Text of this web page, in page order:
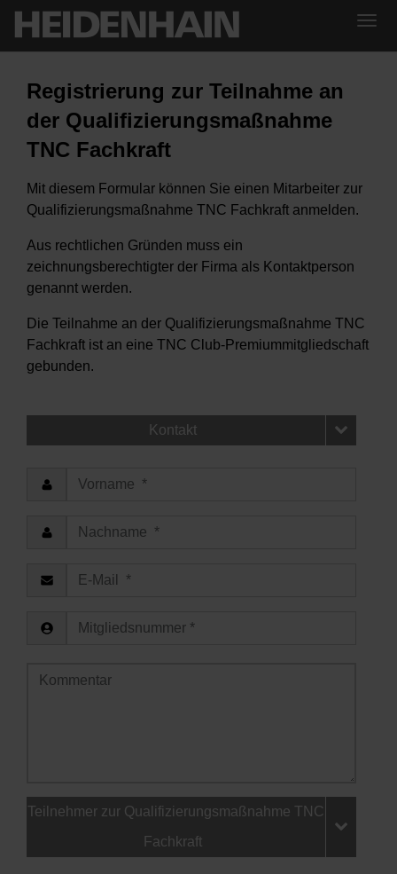
Registrierung zur Teilnahme an
der Qualifizierungsmaßnahme
TNC Fachkraft
Mit diesem Formular können Sie einen Mitarbeiter zur
Qualifizierungsmaßnahme TNC Fachkraft anmelden.
Aus rechtlichen Gründen muss ein
zeichnungsberechtigter der Firma als Kontaktperson
genannt werden.
Die Teilnahme an der Qualifizierungsmaßnahme TNC
Fachkraft ist an eine TNC Club-Premiummitgliedschaft
gebunden.
Kontakt
Teilnehmer zur Qualifizierungsmaßnahme TNC
Fachkraft